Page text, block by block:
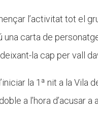
l’activitat tot el
una carta de
la cap per vall
la 1ª nit a la Vila
a l’hora d’acusar